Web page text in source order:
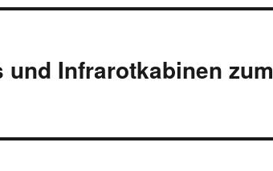
und Infrarotkabinen zum